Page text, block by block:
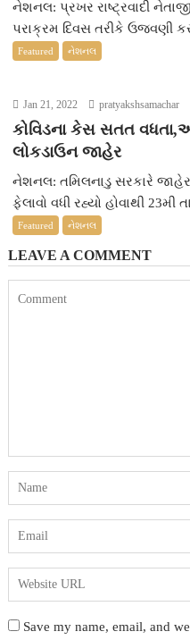
નેશનલ: પ્રખર રાષ્ટ્રવાદી
પરાક્રમ દિવસ તરીકે ઉજવણી
Featured નેશનલ
Jan 21, 2022 pratyakshsamachar
કોવિડના કેસ સતત
લોકડાઉન જાહેર
નેશનલ: તમિલનાડુ સરકારે
ફેલાવો વધી રહ્યો હોવાથી 23મી
Featured નેશનલ
LEAVE A COMMENT
Save my name, email, and